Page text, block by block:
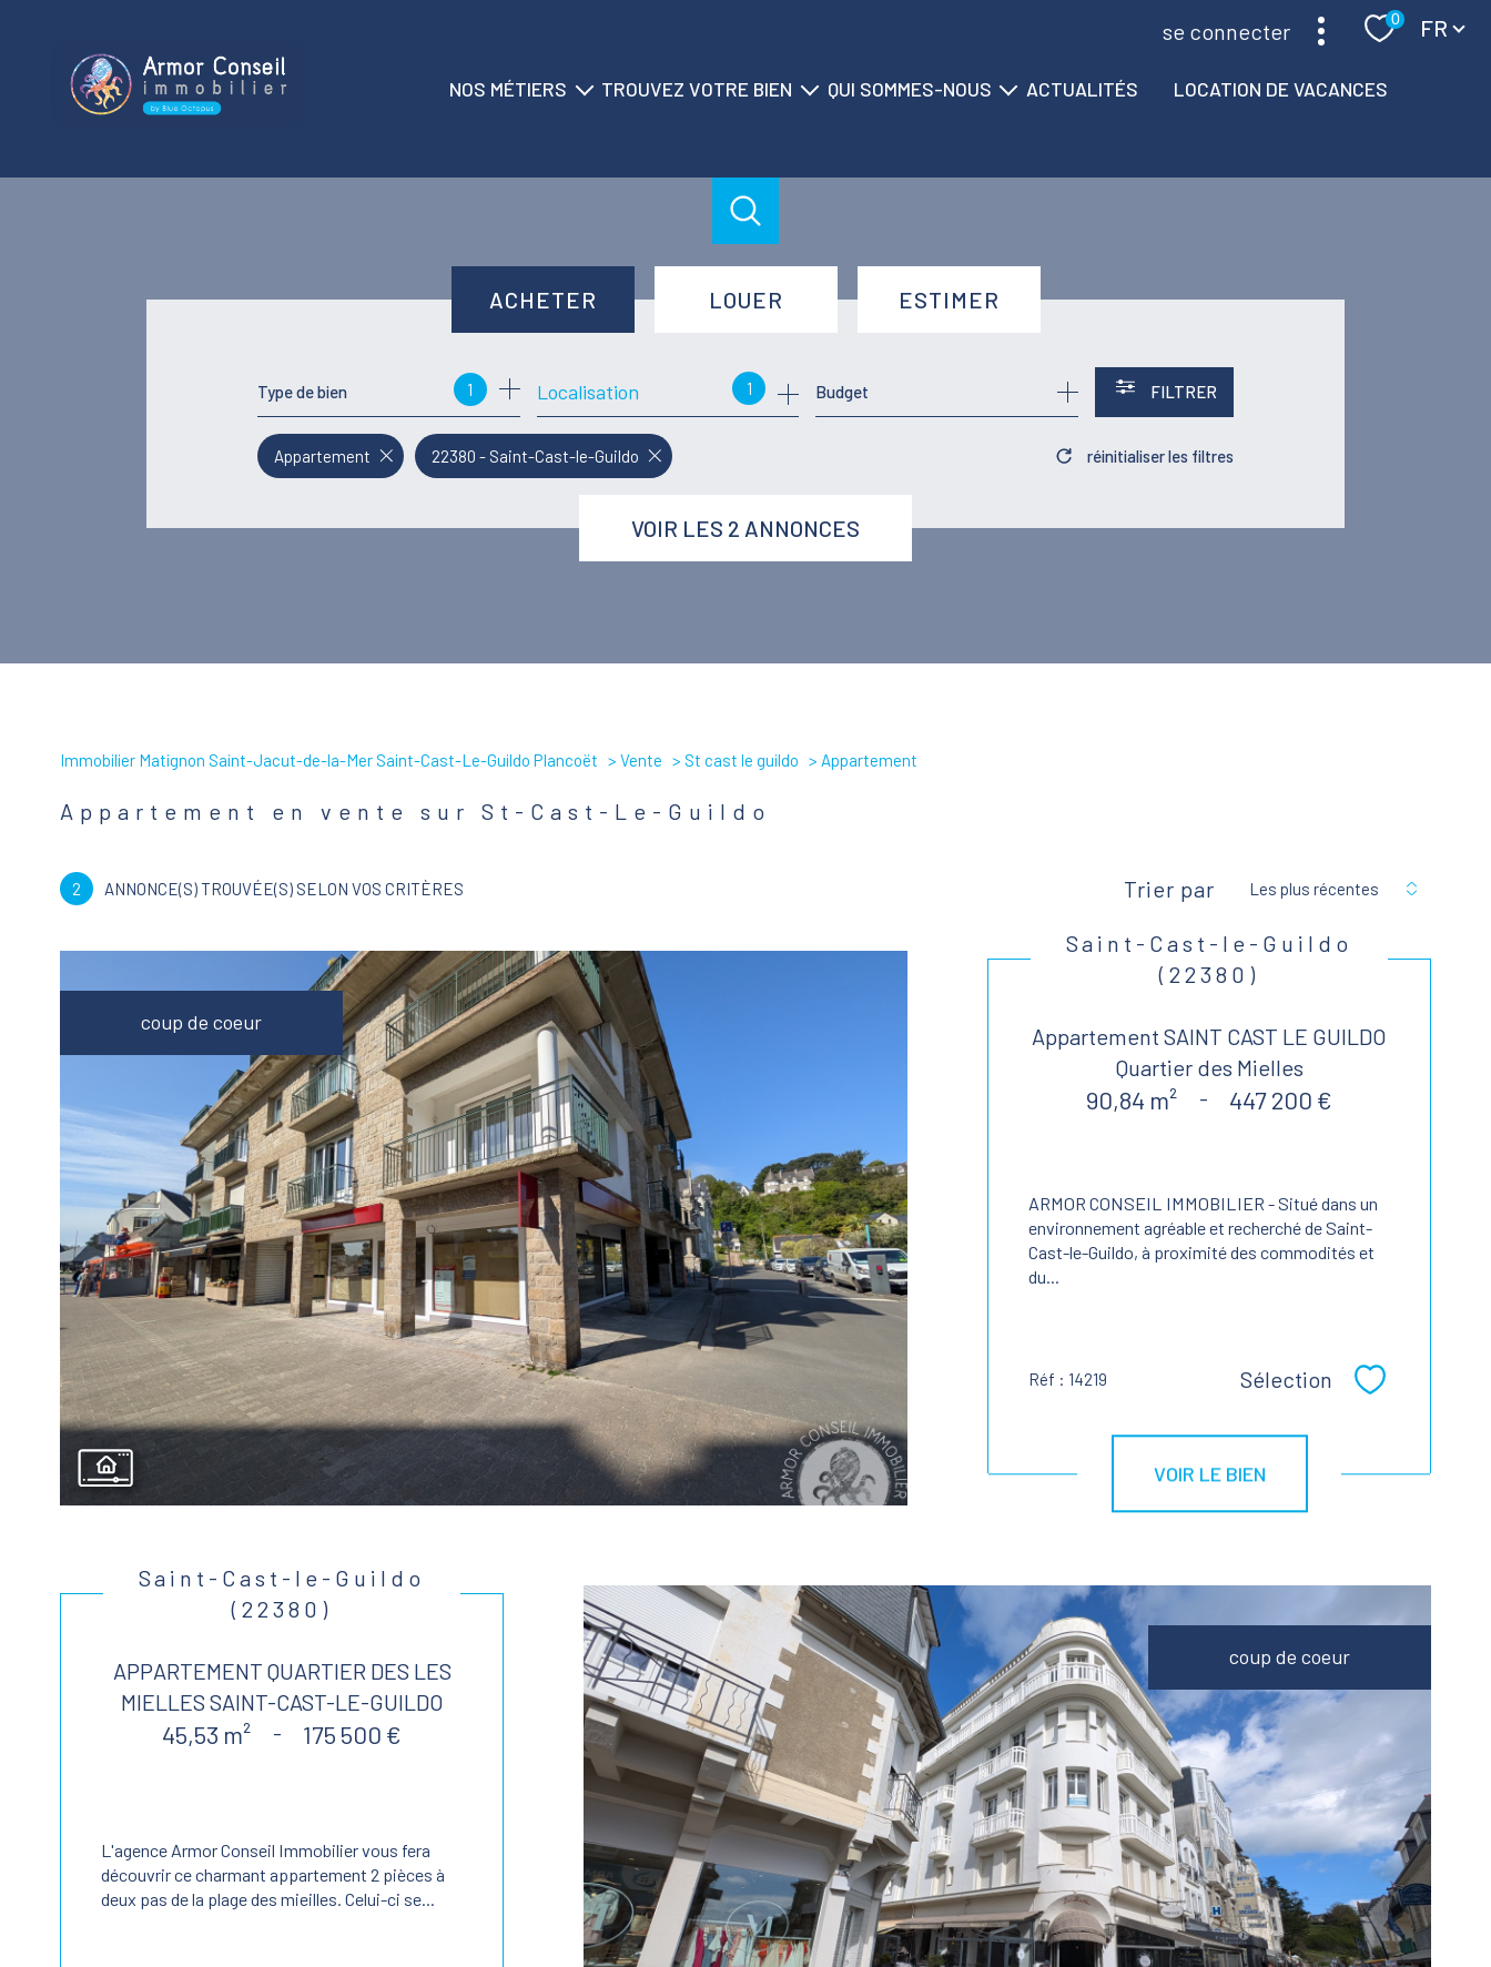
se connecter 0 FR
NOS MÉTIERS
location
gestion
syndic
TROUVEZ VOTRE BIEN
nos biens à la location
nos locations saisonnières
QUI SOMMES-NOUS
nos agences
nos partenaires
ACTUALITÉS LOCATION DE VACANCES
ACHETER
de l'ancien
de l'immo pro
LOUER
à l'année
de l'immo pro
ESTIMER
Type de bien 1 1
Localisation Budget FILTRER
VOIR LES 2 ANNONCES
Appartement 22380 - Saint-Cast-le-Guildo réinitialiser les filtres
Immobilier Matignon Saint-Jacut-de-la-Mer Saint-Cast-Le-Guildo Plancoët Vente St cast le guildo Appartement
Appartement en vente sur St-Cast-Le-Guildo
2 ANNONCE(S) TROUVÉE(S) SELON VOS CRITÈRES Trier par Les plus récentes
coup de coeur
Saint-Cast-le-Guildo
(22380)
Appartement SAINT CAST LE GUILDO
Quartier des Mielles
90,84 m² - 447 200 €
ARMOR CONSEIL IMMOBILIER - Situé dans un
environnement agréable et recherché de Saint-
Cast-le-Guildo, à proximité des commodités et
du...
Réf : 14219 Sélection Sélectionner
VOIR LE BIEN
coup de coeur
Saint-Cast-le-Guildo
(22380)
APPARTEMENT QUARTIER DES LES
MIELLES SAINT-CAST-LE-GUILDO
45,53 m² - 175 500 €
L'agence Armor Conseil Immobilier vous fera
découvrir ce charmant appartement 2 pièces à
deux pas de la plage des mieilles. Celui-ci se...